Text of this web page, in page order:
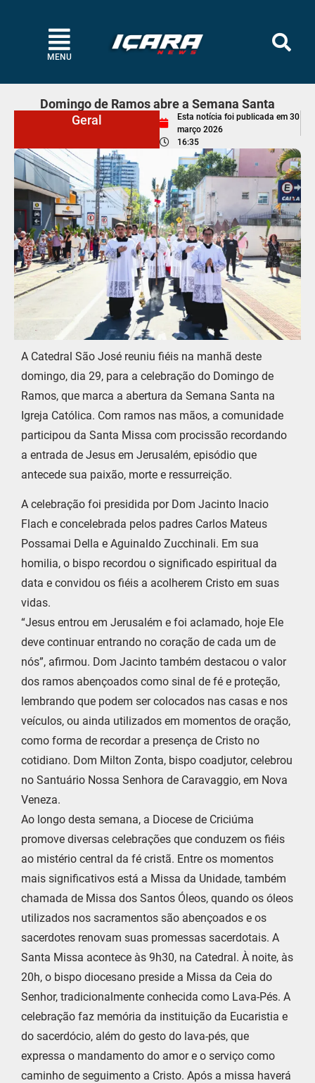
MENU
Domingo de Ramos abre a Semana Santa
Geral
Esta notícia foi publicada em 30
março 2026
16:35
A Catedral São José reuniu fiéis na manhã deste
domingo, dia 29, para a celebração do Domingo de
Ramos, que marca a abertura da Semana Santa na
Igreja Católica. Com ramos nas mãos, a comunidade
participou da Santa Missa com procissão recordando
a entrada de Jesus em Jerusalém, episódio que
antecede sua paixão, morte e ressurreição.
A celebração foi presidida por Dom Jacinto Inacio
Flach e concelebrada pelos padres Carlos Mateus
Possamai Della e Aguinaldo Zucchinali. Em sua
homilia, o bispo recordou o significado espiritual da
data e convidou os fiéis a acolherem Cristo em suas
vidas.
“Jesus entrou em Jerusalém e foi aclamado, hoje Ele
deve continuar entrando no coração de cada um de
nós”, afirmou. Dom Jacinto também destacou o valor
dos ramos abençoados como sinal de fé e proteção,
lembrando que podem ser colocados nas casas e nos
veículos, ou ainda utilizados em momentos de oração,
como forma de recordar a presença de Cristo no
cotidiano. Dom Milton Zonta, bispo coadjutor, celebrou
no Santuário Nossa Senhora de Caravaggio, em Nova
Veneza.
Ao longo desta semana, a Diocese de Criciúma
promove diversas celebrações que conduzem os fiéis
ao mistério central da fé cristã. Entre os momentos
mais significativos está a Missa da Unidade, também
chamada de Missa dos Santos Óleos, quando os óleos
utilizados nos sacramentos são abençoados e os
sacerdotes renovam suas promessas sacerdotais. A
Santa Missa acontece às 9h30, na Catedral. À noite, às
20h, o bispo diocesano preside a Missa da Ceia do
Senhor, tradicionalmente conhecida como Lava-Pés. A
celebração faz memória da instituição da Eucaristia e
do sacerdócio, além do gesto do lava-pés, que
expressa o mandamento do amor e o serviço como
caminho de seguimento a Cristo. Após a missa haverá